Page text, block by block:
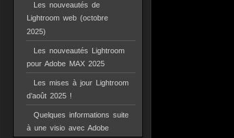
Les nouveautés de
Lightroom web (octobre
2025)
Les nouveautés Lightroom
pour Adobe MAX 2025
Les mises à jour Lightroom
d’août 2025 !
Quelques informations suite
à une visio avec Adobe